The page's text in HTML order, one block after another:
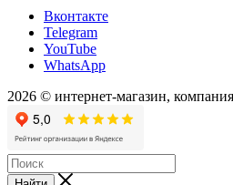
Вконтакте
Telegram
YouTube
WhatsApp
2026 © интернет-магазин,